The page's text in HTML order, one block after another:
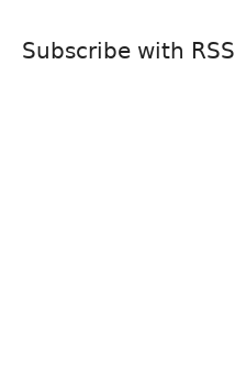
Subscribe with RSS